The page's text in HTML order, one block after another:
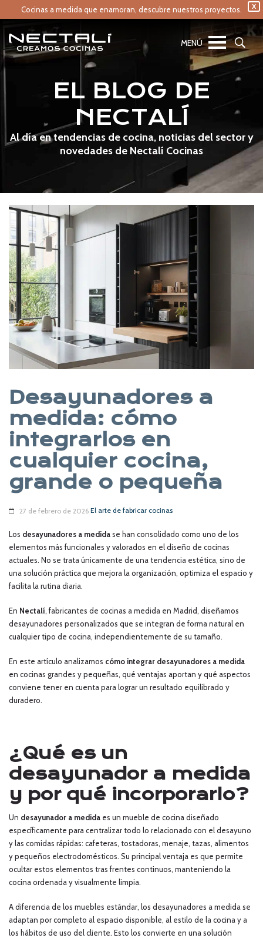
X
Cocinas a medida que enamoran, descubre nuestros proyectos.
EL BLOG DE
NECTALÍ
Al día en tendencias de cocina, noticias del sector y
novedades de Nectalí Cocinas
Desayunadores a
medida: cómo
integrarlos en
cualquier cocina,
grande o pequeña
27 de febrero de 2026 El arte de fabricar cocinas
Los desayunadores a medidase han consolidado como uno de los
elementos más funcionales y valorados en el diseño de cocinas
actuales. No se trata únicamente de una tendencia estética, sino de
una solución práctica que mejora la organización, optimiza el espacio y
facilita la rutina diaria.
En Nectalí, fabricantes de cocinas a medida en Madrid, diseñamos
desayunadores personalizados que se integran de forma natural en
cualquier tipo de cocina, independientemente de su tamaño.
En este artículo analizamos cómo integrar desayunadores a medida
en cocinas grandes y pequeñas, qué ventajas aportan y qué aspectos
conviene tener en cuenta para lograr un resultado equilibrado y
duradero.
¿Qué es un
desayunador a medida
y por qué incorporarlo?
Un desayunador a medida es un mueble de cocina diseñado
específicamente para centralizar todo lo relacionado con el desayuno
y las comidas rápidas: cafeteras, tostadoras, menaje, tazas, alimentos
y pequeños electrodomésticos. Su principal ventaja es que permite
ocultar estos elementos tras frentes continuos, manteniendo la
cocina ordenada y visualmente limpia.
A diferencia de los muebles estándar, los desayunadores a medida se
adaptan por completo al espacio disponible, al estilo de la cocina y a
los hábitos de uso del cliente. Esto los convierte en una solución